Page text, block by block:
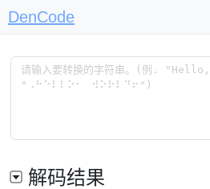
DenCode
解码结果